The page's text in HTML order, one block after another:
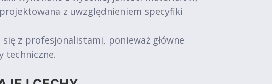
z uwzględnieniem specyfiki
z profesjonalistami, ponieważ główne
techniczne.